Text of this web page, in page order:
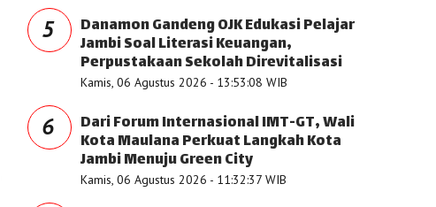
5 Danamon Gandeng OJK Edukasi Pelajar
Jambi Soal Literasi Keuangan,
Perpustakaan Sekolah Direvitalisasi
Kamis, 06 Agustus 2026 - 13:53:08 WIB
6 Dari Forum Internasional IMT-GT, Wali
Kota Maulana Perkuat Langkah Kota
Jambi Menuju Green City
Kamis, 06 Agustus 2026 - 11:32:37 WIB